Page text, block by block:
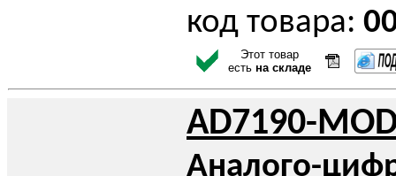
код товара:
Этот товар
есть на складе
AD7190-
Аналого-